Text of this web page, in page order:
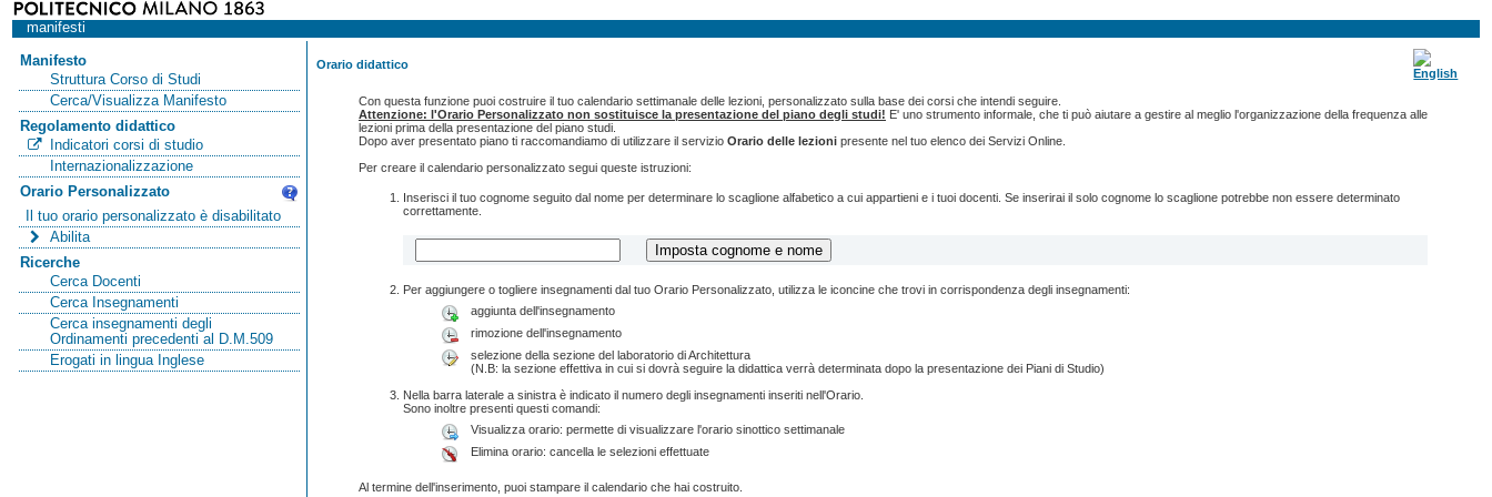
manifesti
Manifesto
Struttura Corso di Studi
Cerca/Visualizza Manifesto
Regolamento didattico
Indicatori corsi di studio
Internazionalizzazione
Orario Personalizzato
Il tuo orario personalizzato è disabilitato
Abilita
Ricerche
Cerca Docenti
Cerca Insegnamenti
Cerca insegnamenti degli
Ordinamenti precedenti al D.M.509
Erogati in lingua Inglese
Orario didattico
Con questa funzione puoi costruire il tuo calendario settimanale delle lezioni, personalizzato sulla base dei corsi che intendi seguire.
Attenzione: l'Orario Personalizzato non sostituisce la presentazione del piano degli studi! E' uno strumento informale, che ti può aiutare a gestire al meglio l'organizzazione della frequenza alle
lezioni prima della presentazione del piano studi.
Dopo aver presentato piano ti raccomandiamo di utilizzare il servizio Orario delle lezionipresente nel tuo elenco dei Servizi Online.
Per creare il calendario personalizzato segui queste istruzioni:
Inserisci il tuo cognome seguito dal nome per determinare lo scaglione alfabetico a cui appartieni e i tuoi docenti. Se inserirai il solo cognome lo scaglione potrebbe non essere determinato
correttamente.
Per aggiungere o togliere insegnamenti dal tuo Orario Personalizzato, utilizza le iconcine che trovi in corrispondenza degli insegnamenti:
aggiunta dell'insegnamento
rimozione dell'insegnamento
selezione della sezione del laboratorio di Architettura
(N.B: la sezione effettiva in cui si dovrà seguire la didattica verrà determinata dopo la presentazione dei Piani di Studio)
Nella barra laterale a sinistra è indicato il numero degli insegnamenti inseriti nell'Orario.
Sono inoltre presenti questi comandi:
Visualizza orario: permette di visualizzare l'orario sinottico settimanale
Elimina orario: cancella le selezioni effettuate
Al termine dell'inserimento, puoi stampare il calendario che hai costruito.